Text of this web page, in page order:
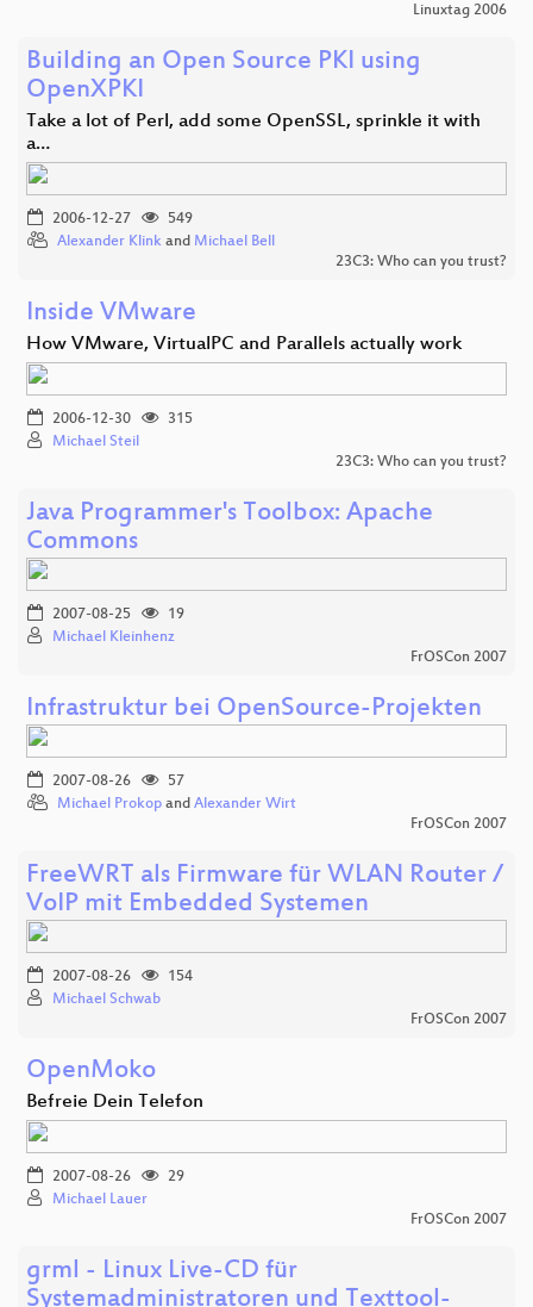
Linuxtag 2006
Building an Open Source PKI using
OpenXPKI
Take a lot of Perl, add some OpenSSL, sprinkle it with
a…
2006-12-27
549
Alexander Klink and Michael Bell
23C3: Who can you trust?
Inside VMware
How VMware, VirtualPC and Parallels actually work
2006-12-30
315
Michael Steil
23C3: Who can you trust?
Java Programmer's Toolbox: Apache
Commons
2007-08-25
19
Michael Kleinhenz
FrOSCon 2007
Infrastruktur bei OpenSource-Projekten
2007-08-26
57
Michael Prokop and Alexander Wirt
FrOSCon 2007
FreeWRT als Firmware für WLAN Router /
VoIP mit Embedded Systemen
2007-08-26
154
Michael Schwab
FrOSCon 2007
OpenMoko
Befreie Dein Telefon
2007-08-26
29
Michael Lauer
FrOSCon 2007
grml - Linux Live-CD für
Systemadministratoren und Texttool-